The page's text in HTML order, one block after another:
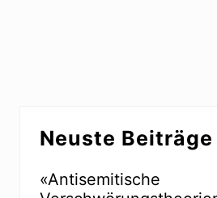
a
s
e
l
Neuste Beiträge
«Antisemitische